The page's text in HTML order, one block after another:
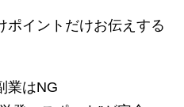
ポイントだけお伝えする
業はNG